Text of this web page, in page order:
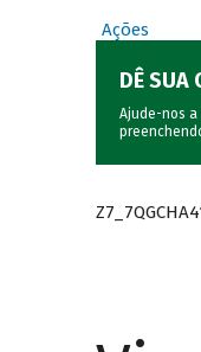
Ações
DÊ SUA
Ajude-nos a